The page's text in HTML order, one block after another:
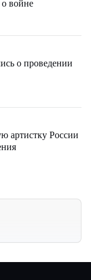
войне
о проведении
артистку России